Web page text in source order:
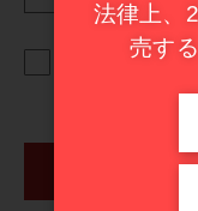
ログインしたま
フランス
並び順
法律上、
売す